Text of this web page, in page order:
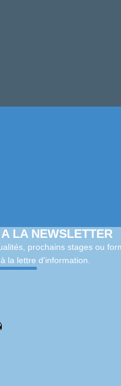
LA NEWSLETTER
prochains stages ou
la lettre d'information.